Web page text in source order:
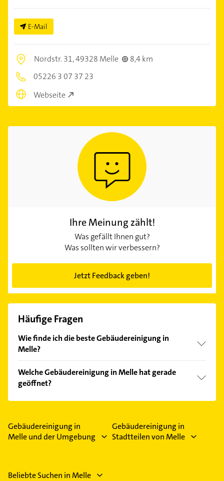
E-Mail
Nordstr. 31,49328 Melle
8,4 km
05226 3 07 37 23
Webseite
Ihre Meinung zählt!
Was gefällt Ihnen gut?
Was sollten wir verbessern?
Jetzt Feedback geben!
Häufige Fragen
Wie finde ich die beste Gebäudereinigung in
Melle?
Kundenmeinungen und profitieren Sie von den
Empfehlungen. Die Suchergebnisse können Sie sich
einfach nachBewertungensortiert anzeigen lassen.
Welche Gebäudereinigung in Melle hat gerade
geöffnet?
Im Anbieter-Bereich finden Sie alleÖffnungszeiten.
Feiertagen abweichen können.
Gebäudereinigung in
Melle und der Umgebung
Gebäudereinigung in
Stadtteilen von Melle
Beliebte Suchen in Melle